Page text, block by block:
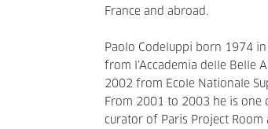
France and abroad.
Paolo Codeluppi born 1974
from l’Accademia delle Belle
2002 from Ecole Nationale
From 2001 to 2003 he is one
curator of Paris Project